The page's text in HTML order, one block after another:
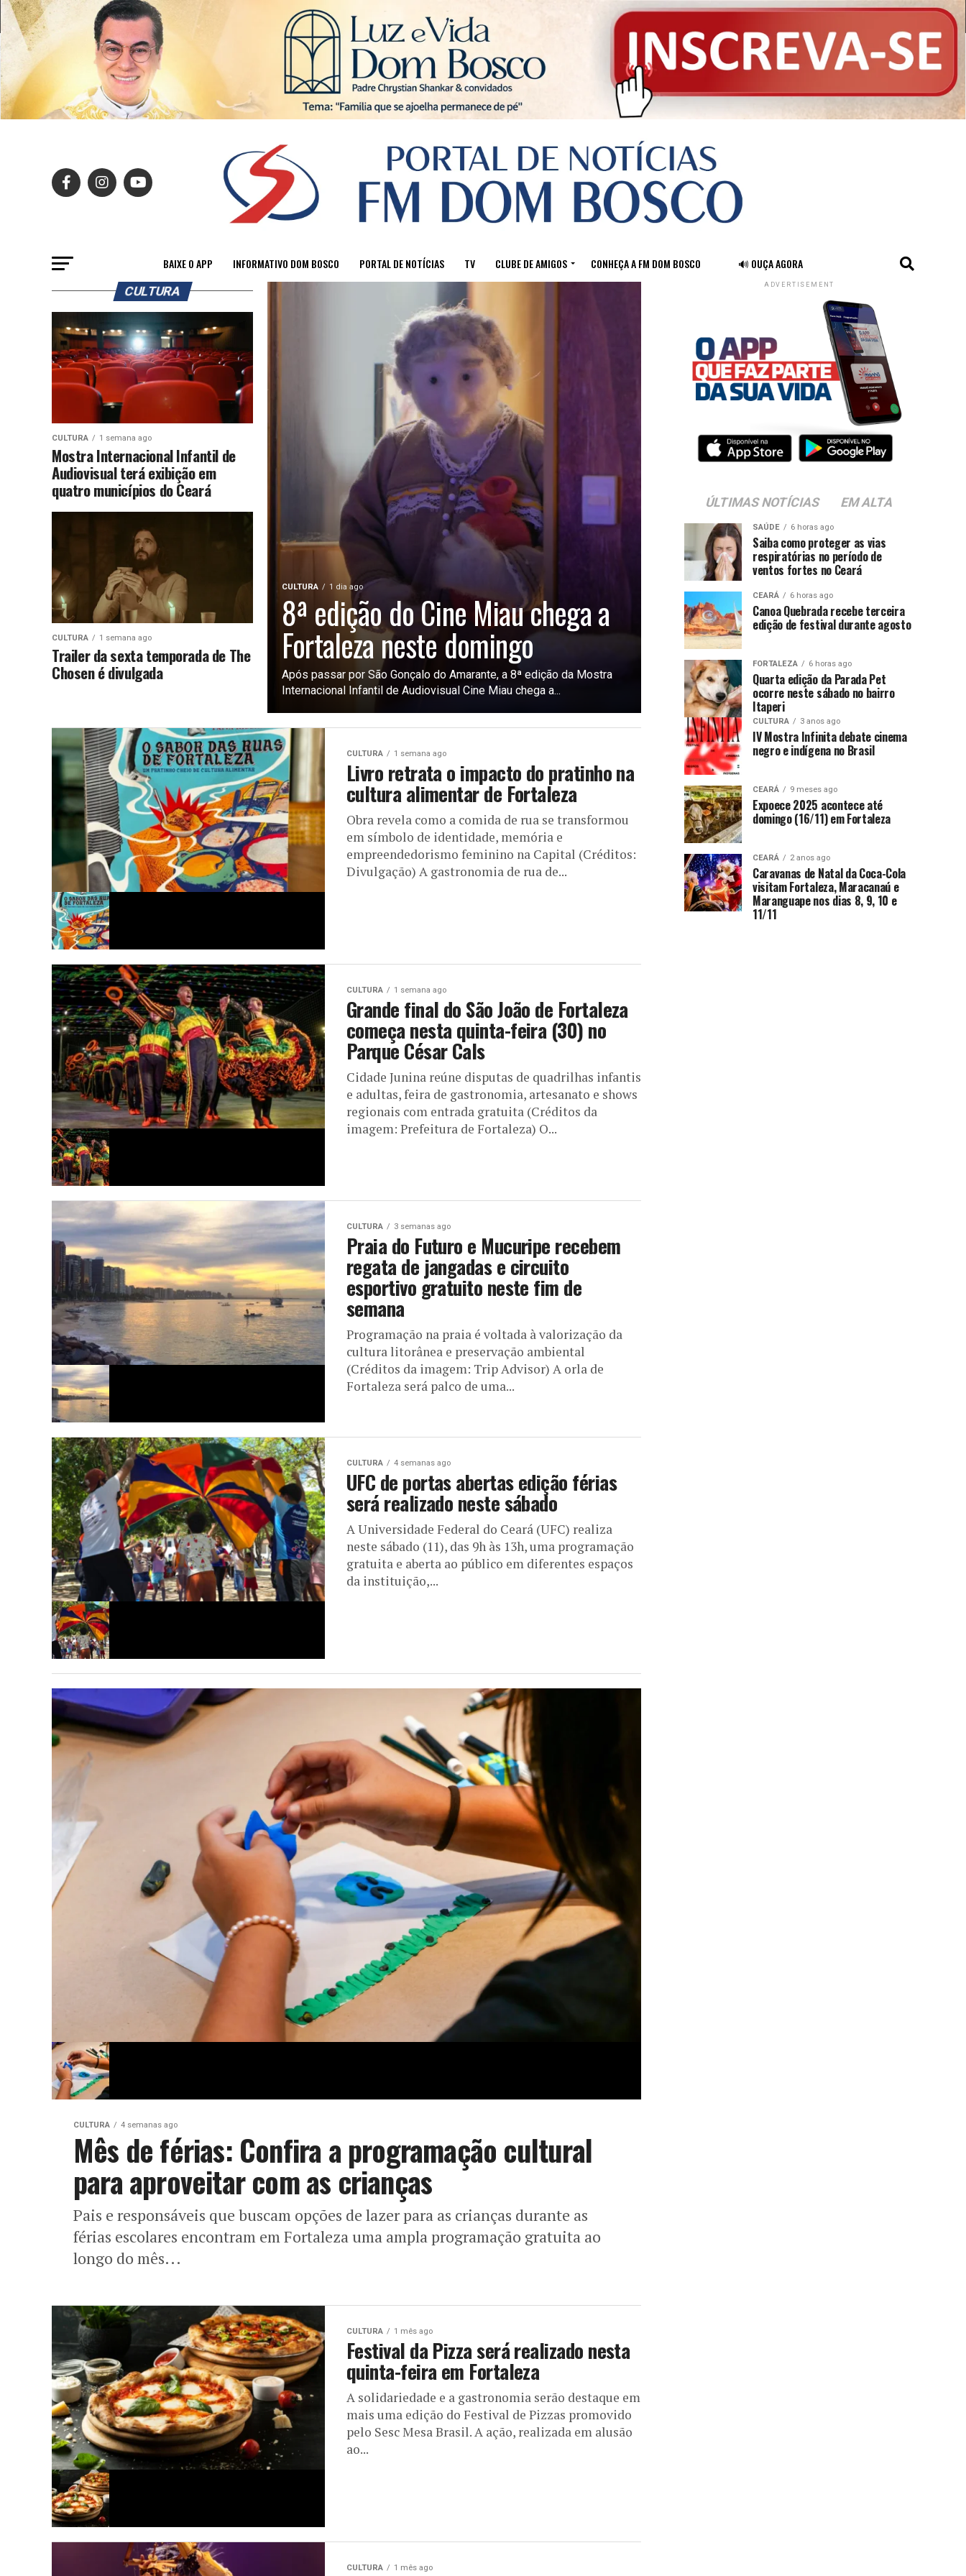
BAIXE O APP INFORMATIVO DOM BOSCO PORTAL DE NOTÍCIAS TV CLUBE DE AMIGOS CONHEÇA A FM DOM BOSCO 🔊 OUÇA AGORA
CULTURA 1 dia ago
8ª edição do Cine Miau chega a
Fortaleza neste domingo
Após passar por São Gonçalo do Amarante, a 8ª edição da Mostra
Internacional Infantil de Audiovisual Cine Miau chega a...
CULTURA
CULTURA 1 semana ago
Mostra Internacional Infantil de
Audiovisual terá exibição em
quatro municípios do Ceará
CULTURA 1 semana ago
Trailer da sexta temporada de The
Chosen é divulgada
CULTURA 1 semana ago
Livro retrata o impacto do pratinho na
cultura alimentar de Fortaleza
Obra revela como a comida de rua se transformou
em símbolo de identidade, memória e
empreendedorismo feminino na Capital (Créditos:
Divulgação) A gastronomia de rua de...
CULTURA 1 semana ago
Grande final do São João de Fortaleza
começa nesta quinta-feira (30) no
Parque César Cals
Cidade Junina reúne disputas de quadrilhas infantis
e adultas, feira de gastronomia, artesanato e shows
regionais com entrada gratuita (Créditos da
imagem: Prefeitura de Fortaleza) O...
CULTURA 3 semanas ago
Praia do Futuro e Mucuripe recebem
regata de jangadas e circuito
esportivo gratuito neste fim de
semana
Programação na praia é voltada à valorização da
cultura litorânea e preservação ambiental
(Créditos da imagem: Trip Advisor) A orla de
Fortaleza será palco de uma...
CULTURA 4 semanas ago
UFC de portas abertas edição férias
será realizado neste sábado
A Universidade Federal do Ceará (UFC) realiza
neste sábado (11), das 9h às 13h, uma programação
gratuita e aberta ao público em diferentes espaços
da instituição,...
CULTURA 4 semanas ago
Mês de férias: Confira a programação cultural
para aproveitar com as crianças
Pais e responsáveis que buscam opções de lazer para as crianças durante as
férias escolares encontram em Fortaleza uma ampla programação gratuita ao
longo do mês...
CULTURA 1 mês ago
Festival da Pizza será realizado nesta
quinta-feira em Fortaleza
A solidariedade e a gastronomia serão destaque em
mais uma edição do Festival de Pizzas promovido
pelo Sesc Mesa Brasil. A ação, realizada em alusão
ao...
CULTURA 1 mês ago
ADVERTISEMENT
ÚLTIMAS NOTÍCIAS EM ALTA
SAÚDE 6 horas ago
Saiba como proteger as vias
respiratórias no período de
ventos fortes no Ceará
CEARÁ 6 horas ago
Canoa Quebrada recebe terceira
edição de festival durante agosto
FORTALEZA 6 horas ago
Quarta edição da Parada Pet
ocorre neste sábado no bairro
Itaperi
CULTURA 3 anos ago
IV Mostra Infinita debate cinema
negro e indígena no Brasil
CEARÁ 9 meses ago
Expoece 2025 acontece até
domingo (16/11) em Fortaleza
CEARÁ 2 anos ago
Caravanas de Natal da Coca-Cola
visitam Fortaleza, Maracanaú e
Maranguape nos dias 8, 9, 10 e
11/11
Sair da versão mobile